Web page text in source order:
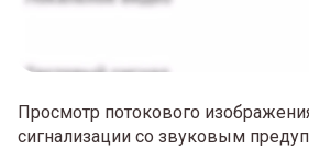
Просмотр потокового
сигнализации со звуковым